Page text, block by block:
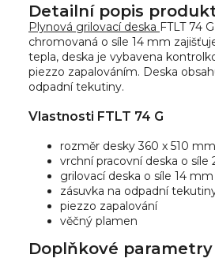
Detailní popis
Plynová grilovací deska FTLT 74
chromovaná o síle 14 mm
tepla, deska je vybavena
piezzo zapalováním. Deska
odpadní tekutiny.
Vlastnosti FTLT 74 G
rozměr desky 360 x 510 mm
vrchní pracovní deska o síle
grilovací deska o síle 14 mm
zásuvka na odpadní
piezzo zapalování
věčný plamen
Doplňkové parametry